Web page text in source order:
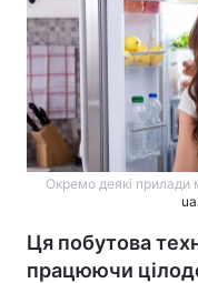
Окремо деякі
Ця побутова
працюючи